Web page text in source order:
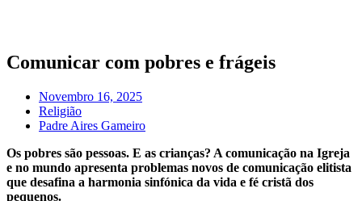
conteúdo
Comunicar com pobres e frágeis
Novembro 16, 2025
Religião
Padre Aires Gameiro
Os pobres são pessoas. E as crianças? A comunicação na Igreja
e no mundo apresenta problemas novos de comunicação elitista
que desafina a harmonia sinfónica da vida e fé cristã dos
pequenos.